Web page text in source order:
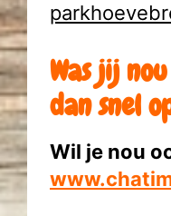
Was jij
dan snel
Wil je nou